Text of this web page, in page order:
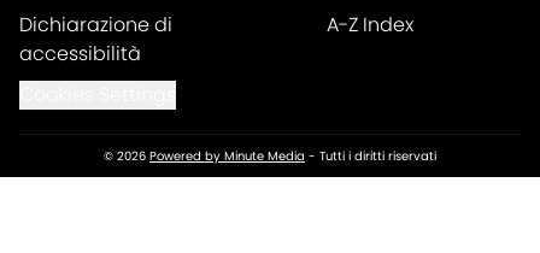
Dichiarazione di
accessibilità
A-Z Index
© 2026 Powered by Minute Media - Tutti i diritti riservati